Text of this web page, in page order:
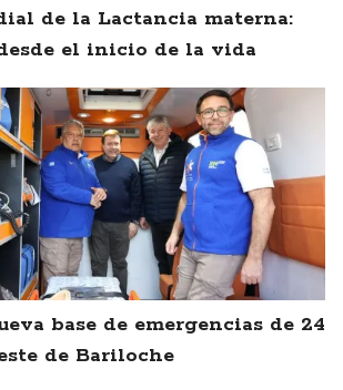
de la Lactancia materna:
el inicio de la vida
base de emergencias de 24
de Bariloche